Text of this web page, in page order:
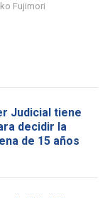
Fujimori
Judicial tiene
decidir la
de 15 años